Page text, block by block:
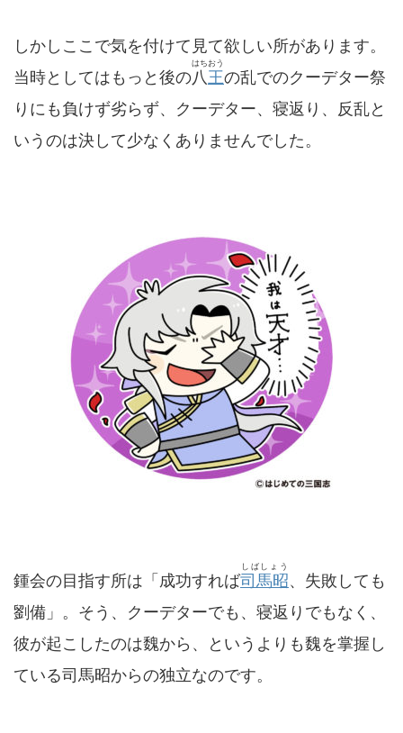
しかしここで気を付けて見て欲しい所があります。
当時としてはもっと後の八王
はちおう
の乱でのクーデター祭
りにも負けず劣らず、クーデター、寝返り、反乱と
いうのは決して少なくありませんでした。
鍾会の目指す所は「成功すれば司馬昭
しばしょう
、失敗しても
劉備」。そう、クーデターでも、寝返りでもなく、
彼が起こしたのは魏から、というよりも魏を掌握し
ている司馬昭からの独立なのです。